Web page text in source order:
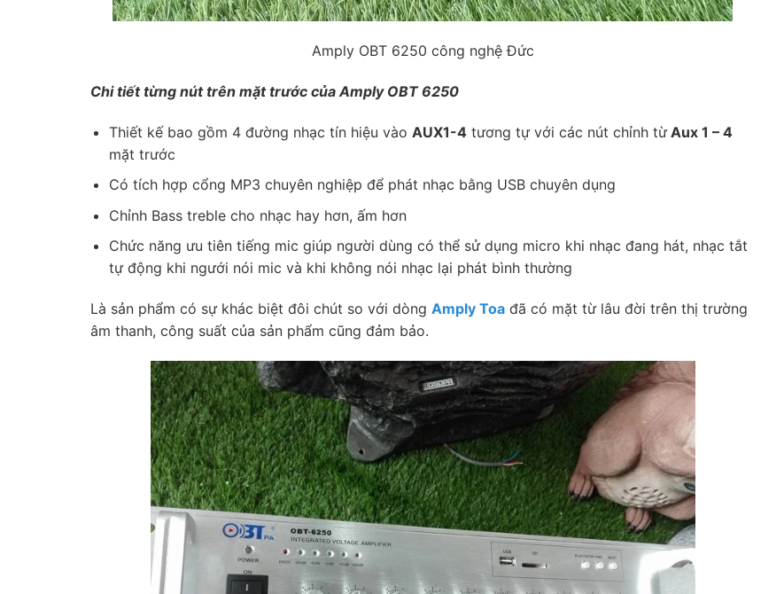
Amply OBT 6250 công nghệ Đức
Chi tiết từng nút trên mặt trước của Amply OBT 6250
Thiết kế bao gồm 4 đường nhạc tín hiệu vào AUX1-4tương tự với các nút chỉnh từAux 1 – 4
mặt trước
Có tích hợp cổng MP3 chuyên nghiệp để phát nhạc bằng USB chuyên dụng
Chỉnh Bass treble cho nhạc hay hơn, ấm hơn
Chức năng ưu tiên tiếng mic giúp người dùng có thể sử dụng micro khi nhạc đang hát, nhạc tắt
tự động khi ngưới nói mic và khi không nói nhạc lại phát bình thường
Là sản phẩm có sự khác biệt đôi chút so với dòng Amply Toa đã có mặt từ lâu đời trên thị trường
âm thanh, công suất của sản phẩm cũng đảm bảo.